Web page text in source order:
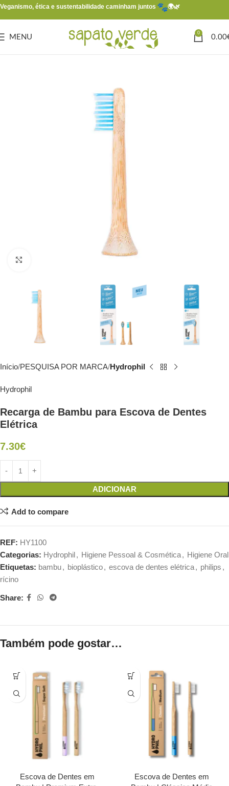
Veganismo, ética e sustentabilidade caminham juntos 🌍🌿
MENU
0
0.00
Início PESQUISA POR MARCA Hydrophil
Hydrophil
Recarga de Bambu para Escova de Dentes
Elétrica
7.30€
ADICIONAR
Add to compare
REF: HY1100
Categorias: Hydrophil, Higiene Pessoal & Cosmética, Higiene Oral
Etiquetas: bambu, bioplástico, escova de dentes elétrica, philips ,
rícino
Share:
Também pode gostar…
Escova de Dentes em
Escova de Dentes em